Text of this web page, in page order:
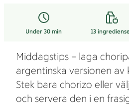
Under 30 min 13
Middagstips – laga
argentinska versionen
Stek bara chorizo eller
och servera den i en